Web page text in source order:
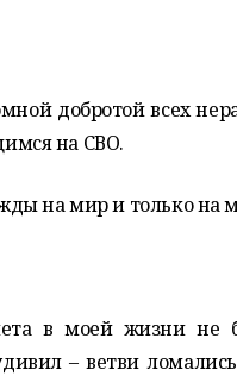
добротой всех
на СВО.
на мир и только на
в моей жизни
– ветви